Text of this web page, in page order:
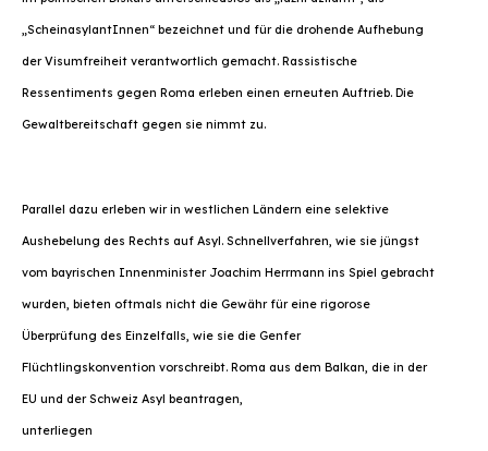
„ScheinasylantInnen“ bezeichnet und für die drohende Aufhebung
der Visumfreiheit verantwortlich gemacht. Rassistische
Ressentiments gegen Roma erleben einen erneuten Auftrieb. Die
Gewaltbereitschaft gegen sie nimmt zu.
Parallel dazu erleben wir in westlichen Ländern eine selektive
Aushebelung des Rechts auf Asyl. Schnellverfahren, wie sie jüngst
vom bayrischen Innenminister Joachim Herrmann ins Spiel gebracht
wurden, bieten oftmals nicht die Gewähr für eine rigorose
Überprüfung des Einzelfalls, wie sie die Genfer
Flüchtlingskonvention vorschreibt. Roma aus dem Balkan, die in der
EU und der Schweiz Asyl beantragen,
unterliegen